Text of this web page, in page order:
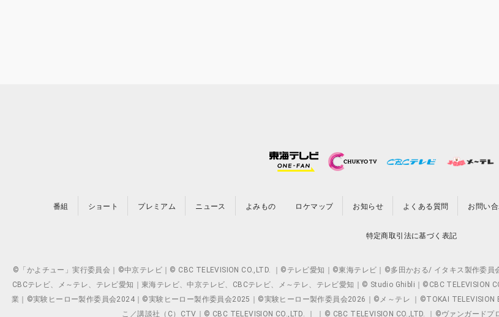
番組 ショート プレミアム ニュース よみもの ロケマップ お知らせ よくある質問 お問い
特定商取引法に基づく表記
©「かよチュー」実行委員会｜©中京テレビ｜© CBC TELEVISION CO.,LTD. ｜©テレビ愛知｜©東海テレビ｜©多田かおる/ イタキス製作委
CBCテレビ、メ～テレ、テレビ愛知｜東海テレビ、中京テレビ、CBCテレビ、メ～テレ、テレビ愛知｜© Studio Ghibli｜©CBC
業｜©実験ヒーロー製作委員会2024｜©実験ヒーロー製作委員会2025｜©実験ヒーロー製作委員会2026｜©メ～テレ ｜©TOKAI TELEVISION
こ／講談社（C）CTV｜© CBC TELEVISION CO.,LTD. ｜ ｜© CBC TELEVISION CO.,LTD. ｜©ヴァンガード